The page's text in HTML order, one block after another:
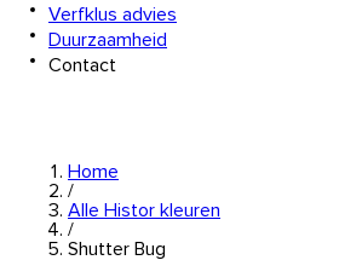
Verfklus advies
Duurzaamheid
Contact
Home
/
Alle Histor kleuren
/
Shutter Bug